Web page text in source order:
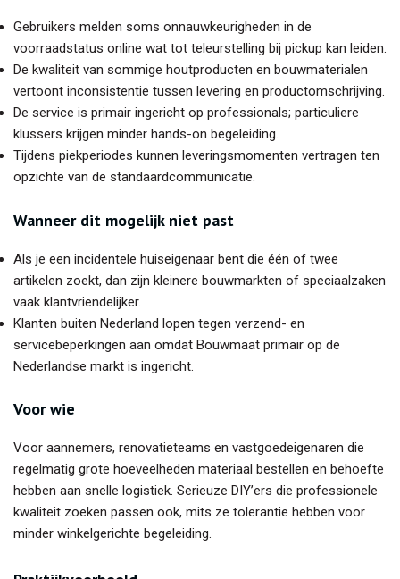
Gebruikers melden soms onnauwkeurigheden in de
voorraadstatus online wat tot teleurstelling bij pickup kan leiden.
De kwaliteit van sommige houtproducten en bouwmaterialen
vertoont inconsistentie tussen levering en productomschrijving.
De service is primair ingericht op professionals; particuliere
klussers krijgen minder hands-on begeleiding.
Tijdens piekperiodes kunnen leveringsmomenten vertragen ten
opzichte van de standaardcommunicatie.
Wanneer dit mogelijk niet past
Als je een incidentele huiseigenaar bent die één of twee
artikelen zoekt, dan zijn kleinere bouwmarkten of speciaalzaken
vaak klantvriendelijker.
Klanten buiten Nederland lopen tegen verzend- en
servicebeperkingen aan omdat Bouwmaat primair op de
Nederlandse markt is ingericht.
Voor wie
Voor aannemers, renovatieteams en vastgoedeigenaren die
regelmatig grote hoeveelheden materiaal bestellen en behoefte
hebben aan snelle logistiek. Serieuze DIY’ers die professionele
kwaliteit zoeken passen ook, mits ze tolerantie hebben voor
minder winkelgerichte begeleiding.